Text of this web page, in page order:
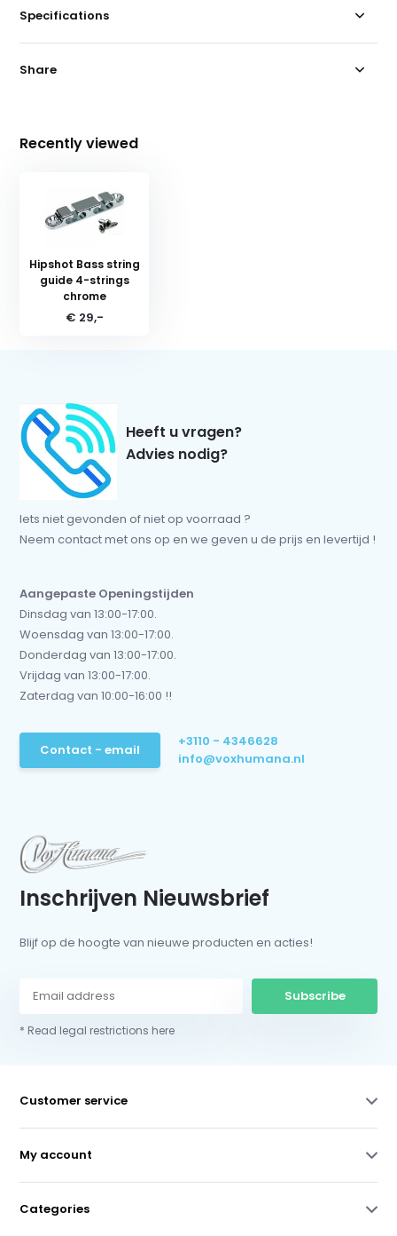
Specifications
Share
Recently viewed
Hipshot Bass string
guide 4-strings
chrome
€ 29,-
Heeft u vragen?
Advies nodig?
Iets niet gevonden of niet op voorraad ?
Neem contact met ons op en we geven u de prijs en levertijd !
Aangepaste Openingstijden
Dinsdag van 13:00-17:00.
Woensdag van 13:00-17:00.
Donderdag van 13:00-17:00.
Vrijdag van 13:00-17:00.
Zaterdag van 10:00-16:00 !!
Contact - email
+3110 - 4346628
info@voxhumana.nl
Inschrijven Nieuwsbrief
Blijf op de hoogte van nieuwe producten en acties!
Subscribe
* Read legal restrictions here
Customer service
My account
Categories